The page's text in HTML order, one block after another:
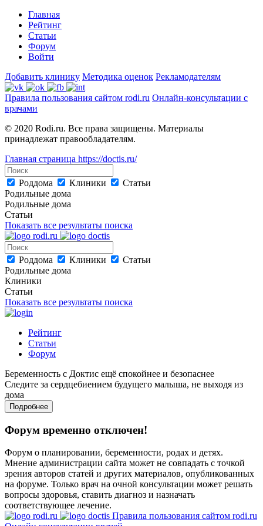
Главная
Рейтинг
Статьи
Форум
Войти
Добавить клинику Методика оценок Рекламодателям
Правила пользования сайтом rodi.ru Онлайн-консультации с
врачами
© 2020 Rodi.ru. Все права защищены. Материалы
принадлежат правообладателям.
Главная страница https://doctis.ru/
Роддома Клиники
Статьи
Родильные дома
Родильные дома
Статьи
Показать все результаты поиска
Роддома Клиники
Статьи
Родильные дома
Клиники
Статьи
Показать все результаты поиска
Рейтинг
Статьи
Форум
Беременность с Доктис ещё спокойнее и безопаснее
Следите за сердцебиением будущего малыша, не выходя из
дома
Подробнее
Форум временно отключен!
Форум о планировании, беременности, родах и детях.
Мнение администрации сайта может не совпадать с точкой
зрения авторов статей и других материалов, опубликованных
на форуме. Только врач на очной консультации может решать
вопросы здоровья, ставить диагноз и назначать
соответствующее лечение.
Правила пользования сайтом rodi.ru